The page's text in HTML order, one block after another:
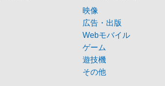
映像
広告・出版
Webモバイル
ゲーム
遊技機
その他